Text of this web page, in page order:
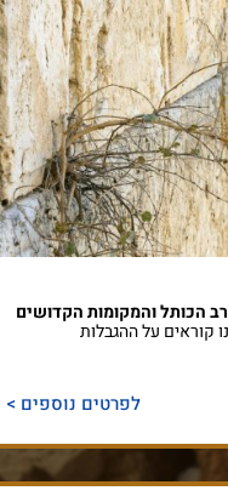
הכותל והמקומות הקדושים
על ההגבלות
לפרטים נוספים >